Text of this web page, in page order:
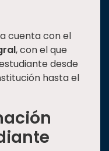
cuenta con el
, con el que
desde
hasta el